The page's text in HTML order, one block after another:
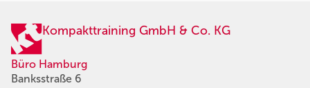
Kompakttraining GmbH & Co. KG
Büro Hamburg
Banksstraße 6